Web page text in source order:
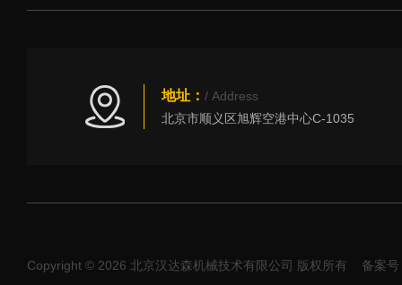
地址： / Address
北京市顺义区旭辉空港中心C-1035
Copyright © 2026 北京汉达森机械技术有限公司 版权所有 备案